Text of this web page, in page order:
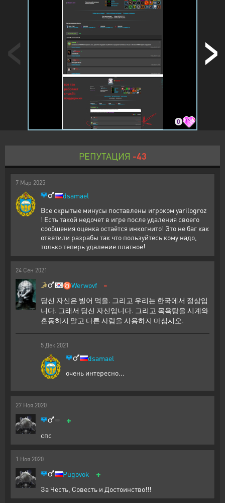
0
РЕПУТАЦИЯ -43
7 Мар 2025
dsamael
Все скрытые минусы поставлены игроком yarilogroz
! Есть такой недочет в игре после удаления своего
сообщения оценка остаётся инкогнито! Это не баг как
ответили разрабы так что пользуйтесь кому надо,
только теперь удаление платное!
24 Сен 2021
♉Werwovf -
당신 자신은 빌어 먹을. 그리고 우리는 한국에서 정상입
니다. 그래서 당신 자신입니다. 그리고 목욕탕을 시계와
혼동하지 말고 다른 사람을 사용하지 마십시오.
5 Дек 2021
dsamael
очень интересно...
27 Ноя 2020
+
спс
1 Ноя 2020
Pugovok +
За Честь, Совесть и Достоинство!!!